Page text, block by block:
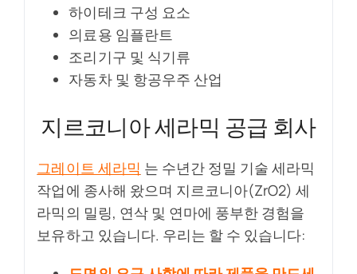
하이테크 구성 요소
의료용 임플란트
조리기구 및 식기류
자동차 및 항공우주 산업
지르코니아 세라믹 공급 회사
그레이트 세라믹 는 수년간 정밀 기술 세라믹
작업에 종사해 왔으며 지르코니아(ZrO2) 세
라믹의 밀링, 연삭 및 연마에 풍부한 경험을
보유하고 있습니다. 우리는 할 수 있습니다: